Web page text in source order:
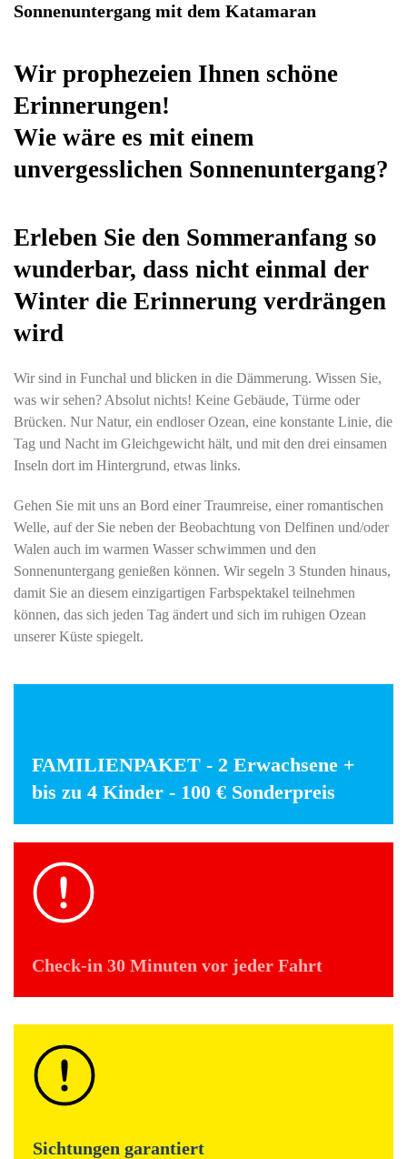
Sonnenuntergang mit dem Katamaran
Wir prophezeien Ihnen schöne
Erinnerungen!
Wie wäre es mit einem
unvergesslichen Sonnenuntergang?
Erleben Sie den Sommeranfang so
wunderbar, dass nicht einmal der
Winter die Erinnerung verdrängen
wird
Wir sind in Funchal und blicken in die Dämmerung. Wissen Sie,
was wir sehen? Absolut nichts! Keine Gebäude, Türme oder
Brücken. Nur Natur, ein endloser Ozean, eine konstante Linie, die
Tag und Nacht im Gleichgewicht hält, und mit den drei einsamen
Inseln dort im Hintergrund, etwas links.
Gehen Sie mit uns an Bord einer Traumreise, einer romantischen
Welle, auf der Sie neben der Beobachtung von Delfinen und/oder
Walen auch im warmen Wasser schwimmen und den
Sonnenuntergang genießen können. Wir segeln 3 Stunden hinaus,
damit Sie an diesem einzigartigen Farbspektakel teilnehmen
können, das sich jeden Tag ändert und sich im ruhigen Ozean
unserer Küste spiegelt.
FAMILIENPAKET - 2 Erwachsene +
bis zu 4 Kinder - 100 € Sonderpreis
Check-in 30 Minuten vor jeder Fahrt
Sichtungen garantiert